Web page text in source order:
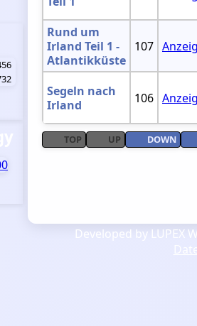
Rund um
Irland Teil 1 -
Atlantikküste
107
Segeln nach
Irland
106
TOP UP DOWN
Developed by LUPEX